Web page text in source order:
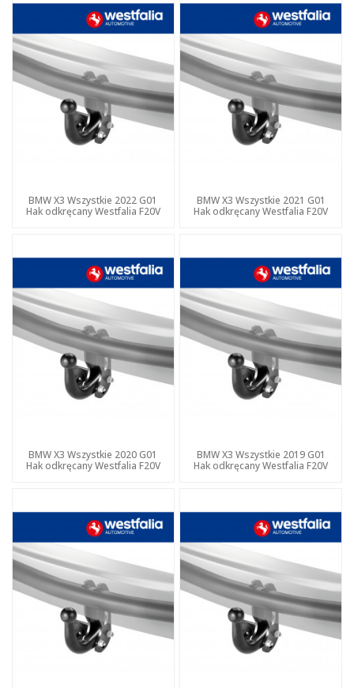
BMW X3 Wszystkie 2022 G01
Hak odkręcany Westfalia F20V
BMW X3 Wszystkie 2021 G01
Hak odkręcany Westfalia F20V
BMW X3 Wszystkie 2020 G01
Hak odkręcany Westfalia F20V
BMW X3 Wszystkie 2019 G01
Hak odkręcany Westfalia F20V